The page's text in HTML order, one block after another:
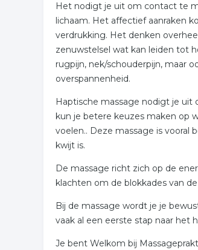
Het nodigt je uit om contact te
lichaam. Het affectief aanraken
verdrukking. Het denken
zenuwstelsel wat kan leiden tot
rugpijn, nek/schouderpijn, maar
overspannenheid.
Haptische massage nodigt je uit
kun je betere keuzes maken op
voelen.. Deze massage is
kwijt is.
De massage richt zich op de
klachten om de blokkades van
Bij de massage wordt je je
vaak al een eerste stap naar het
Je bent Welkom bij